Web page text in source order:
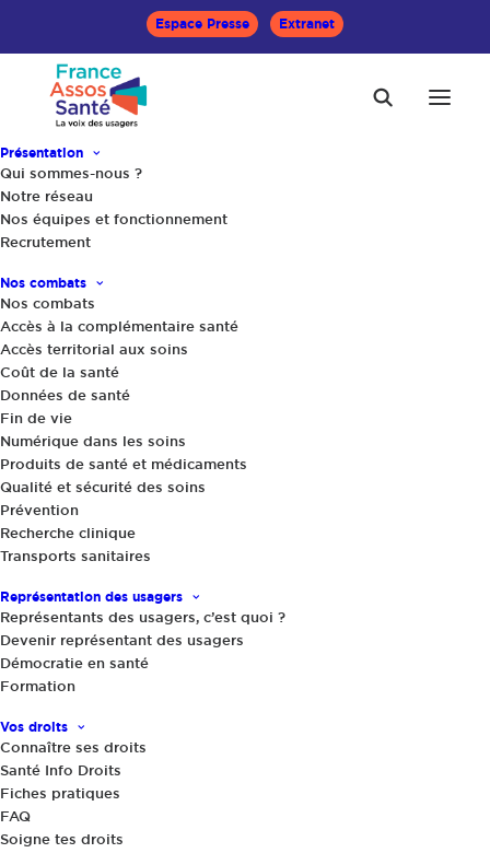
Espace Presse Extranet
Présentation
Qui sommes-nous ?
Notre réseau
Nos équipes et fonctionnement
Recrutement
Nos combats
Nos combats
Accès à la complémentaire santé
Accès territorial aux soins
Coût de la santé
Données de santé
Fin de vie
Numérique dans les soins
Produits de santé et médicaments
Qualité et sécurité des soins
Prévention
Recherche clinique
Transports sanitaires
Représentation des usagers
Représentants des usagers, c’est quoi ?
Devenir représentant des usagers
Démocratie en santé
Formation
Vos droits
Connaître ses droits
Santé Info Droits
Fiches pratiques
FAQ
Soigne tes droits
RU EN INSTANCE TERRITORIALE ET DE
SANTÉ PUBLIQUE
Accueil Catalogue des formations
RU en CCI
Je siège en Commission de conciliation et
d’indemnisation (CCI) et je dois y défendre les droits
des usagers. Comment le faire à bon escient ?
Comment lire les dossiers d’expertise très techniques
? Quelles questions poser ? Comment débattre avec
les professionnels et les assureurs ? Quelle position
adopter ? Comment construire un avis ?
Présentiel DURÉE de la formation : 1J
OBJECTIFS PÉDAGOGIQUES
- Comprendre le rôle, le fonctionnement des CCI et la
place de chacun de ses membres, en particulier celle du
RU
- Identifier les différentes étapes de la procédure